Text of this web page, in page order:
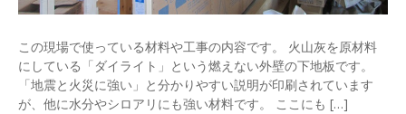
この現場で使っている材料や工事の内容です。 火山灰を原材料
にしている「ダイライト」という燃えない外壁の下地板です。
「地震と火災に強い」と分かりやすい説明が印刷されています
が、他に水分やシロアリにも強い材料です。 ここにも […]